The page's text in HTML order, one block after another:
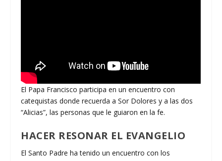
El Papa Francisco participa en un encuentro con
catequistas donde recuerda a Sor Dolores y a las dos
“Alicias”, las personas que le guiaron en la fe.
HACER RESONAR EL EVANGELIO
El Santo Padre ha tenido un encuentro con los